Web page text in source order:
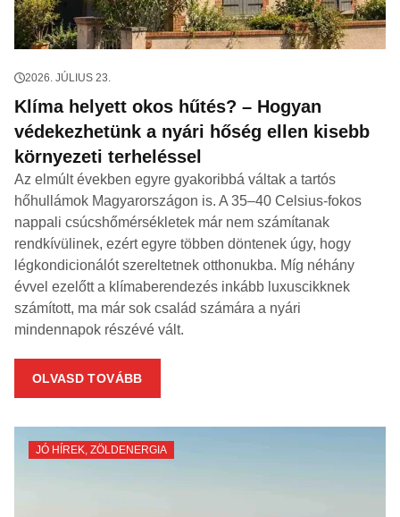
2026. JÚLIUS 23.
Klíma helyett okos hűtés? – Hogyan
védekezhetünk a nyári hőség ellen kisebb
környezeti terheléssel
Az elmúlt években egyre gyakoribbá váltak a tartós
hőhullámok Magyarországon is. A 35–40 Celsius-fokos
nappali csúcshőmérsékletek már nem számítanak
rendkívülinek, ezért egyre többen döntenek úgy, hogy
légkondicionálót szereltetnek otthonukba. Míg néhány
évvel ezelőtt a klímaberendezés inkább luxuscikknek
számított, ma már sok család számára a nyári
mindennapok részévé vált.
OLVASD TOVÁBB
JÓ HÍREK, ZÖLDENERGIA